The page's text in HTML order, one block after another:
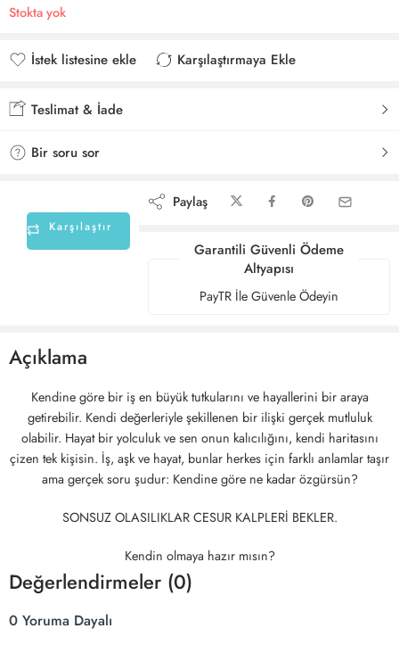
Stokta yok
İstek listesine ekle
Karşılaştırmaya Ekle
Teslimat & İade
Bir soru sor
Karşılaştır
Paylaş
Garantili Güvenli Ödeme
Altyapısı
PayTR İle Güvenle Ödeyin
Açıklama
Kendine göre bir iş en büyük tutkularını ve hayallerini bir araya
getirebilir. Kendi değerleriyle şekillenen bir ilişki gerçek mutluluk
olabilir. Hayat bir yolculuk ve sen onun kalıcılığını, kendi haritasını
çizen tek kişisin. İş, aşk ve hayat, bunlar herkes için farklı anlamlar taşır
ama gerçek soru şudur: Kendine göre ne kadar özgürsün?
SONSUZ OLASILIKLAR CESUR KALPLERİ BEKLER.
Kendin olmaya hazır mısın?
Değerlendirmeler (0)
0 Yoruma Dayalı